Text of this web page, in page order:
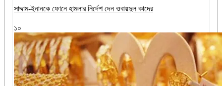
সাদ্দাম-ইনানকে ফোনে হামলার নির্দেশ দেন ওবায়দুল কাদের
১০